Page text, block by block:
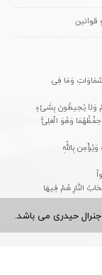
حیدری می باشد.​​​​​​​
قوانین
وَمَا فِی
وَلاَ یُحِیطُونَ بِشَیْءٍ
وَهُوَ الْعَلِیُّ
بِاللّهِ
النَّارِ هُمْ فِیهَا